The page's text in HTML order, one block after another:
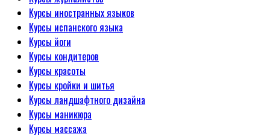
Курсы иностранных языков
Курсы испанского языка
Курсы йоги
Курсы кондитеров
Курсы красоты
Курсы кройки и шитья
Курсы ландшафтного дизайна
Курсы маникюра
Курсы массажа